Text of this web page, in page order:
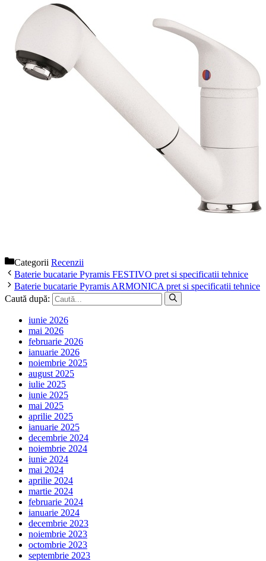
Categorii Recenzii
Baterie bucatarie Pyramis FESTIVO pret si specificatii tehnice
Baterie bucatarie Pyramis ARMONICA pret si specificatii tehnice
Caută după:
iunie 2026
mai 2026
februarie 2026
ianuarie 2026
noiembrie 2025
august 2025
iulie 2025
iunie 2025
mai 2025
aprilie 2025
ianuarie 2025
decembrie 2024
noiembrie 2024
iunie 2024
mai 2024
aprilie 2024
martie 2024
februarie 2024
ianuarie 2024
decembrie 2023
noiembrie 2023
octombrie 2023
septembrie 2023